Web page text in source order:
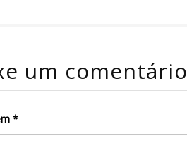
um comentário
*